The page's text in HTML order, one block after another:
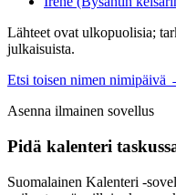
Lähteet ovat ulkopuolisia;
julkaisuista.
Etsi toisen nimen nimipäivä
Asenna ilmainen sovellus
Pidä kalenteri
Suomalainen Kalenteri